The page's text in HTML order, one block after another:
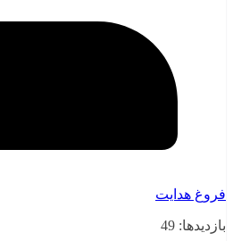
فروغ هدایت
بازدیدها: 49